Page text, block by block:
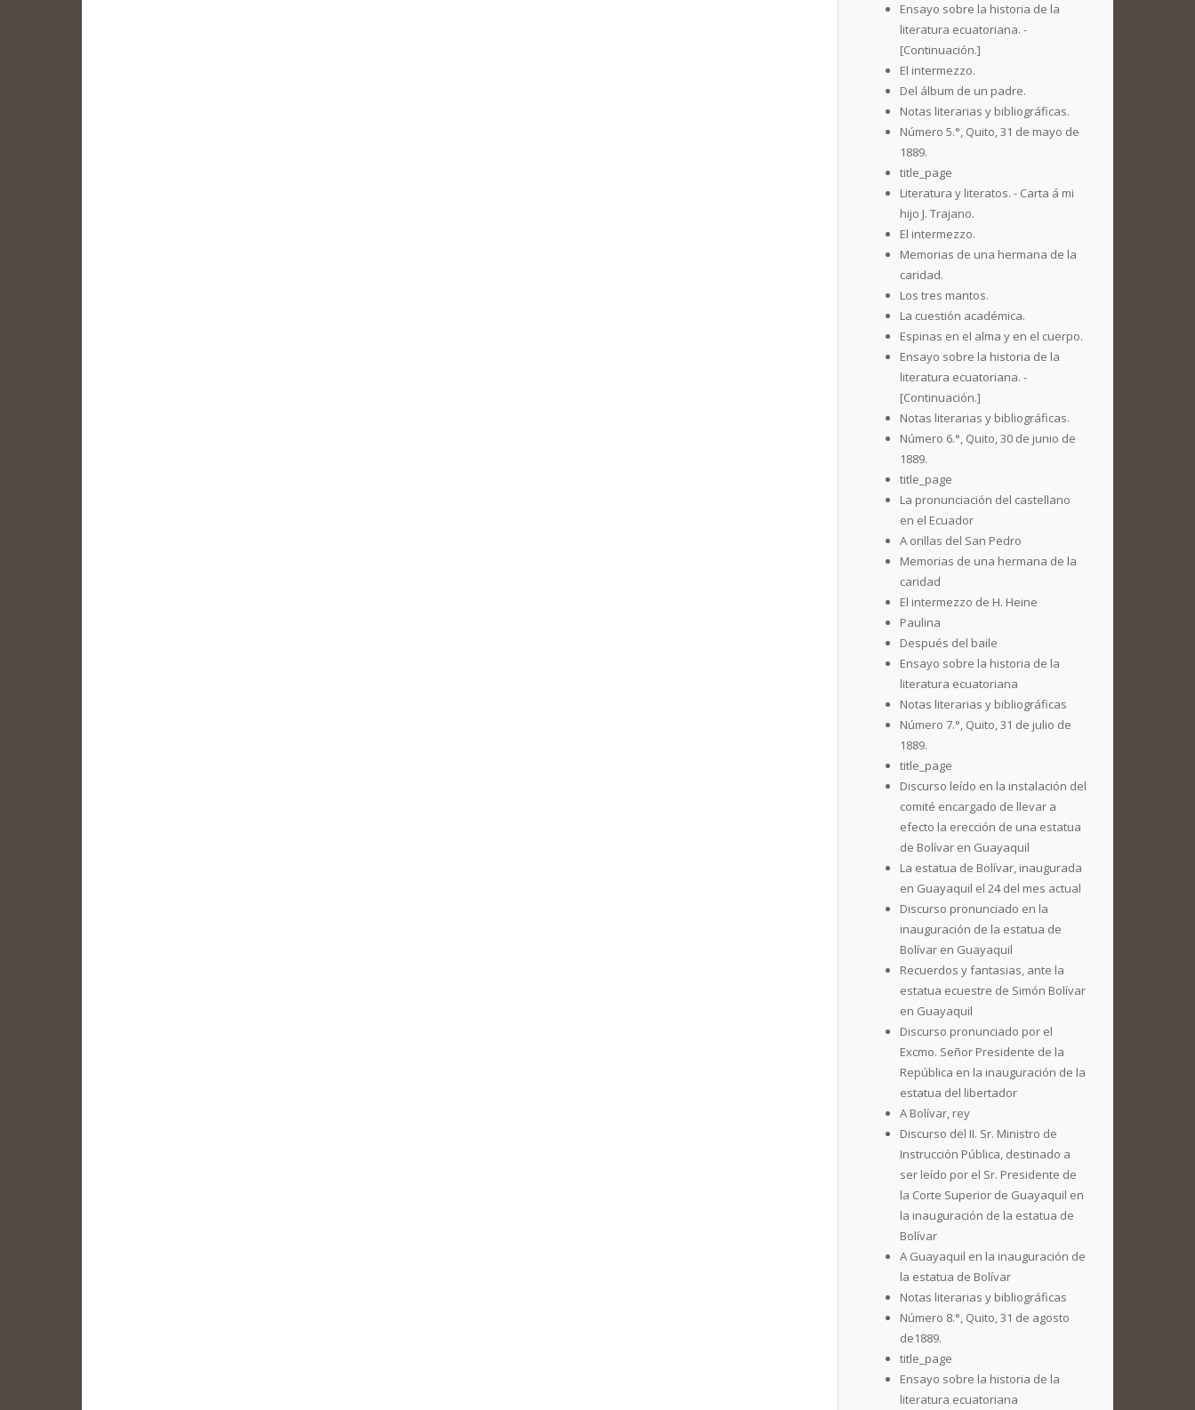
Ensayo sobre la historia de la
literatura ecuatoriana. -
[Continuación.]
El intermezzo.
Del álbum de un padre.
Notas literarias y bibliográficas.
Número 5.°, Quito, 31 de mayo de
1889.
title_page
Literatura y literatos. - Carta á mi
hijo J. Trajano.
El intermezzo.
Memorias de una hermana de la
caridad.
Los tres mantos.
La cuestión académica.
Espinas en el alma y en el cuerpo.
Ensayo sobre la historia de la
literatura ecuatoriana. -
[Continuación.]
Notas literarias y bibliográficas.
Número 6.°, Quito, 30 de junio de
1889.
title_page
La pronunciación del castellano
en el Ecuador
A orillas del San Pedro
Memorias de una hermana de la
caridad
El intermezzo de H. Heine
Paulina
Después del baile
Ensayo sobre la historia de la
literatura ecuatoriana
Notas literarias y bibliográficas
Número 7.°, Quito, 31 de julio de
1889.
title_page
Discurso leído en la instalación del
comité encargado de llevar a
efecto la erección de una estatua
de Bolívar en Guayaquil
La estatua de Bolívar, inaugurada
en Guayaquil el 24 del mes actual
Discurso pronunciado en la
inauguración de la estatua de
Bolívar en Guayaquil
Recuerdos y fantasias, ante la
estatua ecuestre de Simón Bolívar
en Guayaquil
Discurso pronunciado por el
Excmo. Señor Presidente de la
República en la inauguración de la
estatua del libertador
A Bolívar, rey
Discurso del II. Sr. Ministro de
Instrucción Pública, destinado a
ser leído por el Sr. Presidente de
la Corte Superior de Guayaquil en
la inauguración de la estatua de
Bolívar
A Guayaquil en la inauguración de
la estatua de Bolívar
Notas literarias y bibliográficas
Número 8.°, Quito, 31 de agosto
de1889.
title_page
Ensayo sobre la historia de la
literatura ecuatoriana